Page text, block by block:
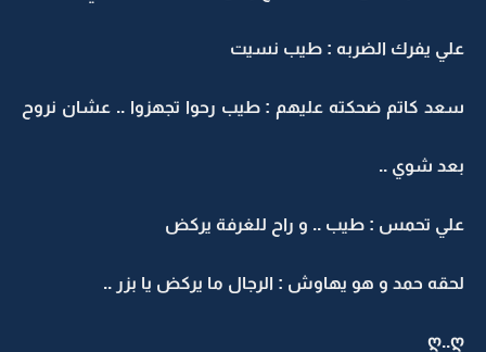
علي يفرك الضربه : طيب نسيت
سعد كاتم ضحكته عليهم : طيب رحوا تجهزوا .. عشان نروح
بعد شوي ..
علي تحمس : طيب .. و راح للغرفة يركض
لحقه حمد و هو يهاوش : الرجال ما يركض يا بزر ..
ღ..ღ